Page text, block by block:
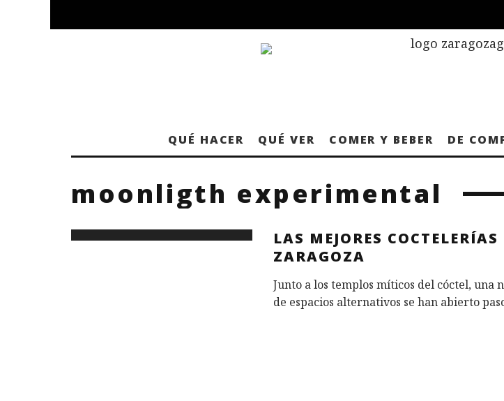
QUÉ HACER QUÉ VER COMER Y BEBER DE
moonligth experimental
LAS MEJORES COCTELERÍAS
ZARAGOZA
Junto a los templos míticos del cóctel, una
de espacios alternativos se han abierto